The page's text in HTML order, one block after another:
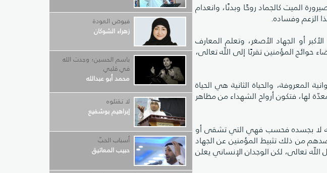
الميت كالجماد روحًا وبدنًا، وانعدام
الزعم وفساده.
أو الجهاد الأصغر، وتعلم المعارف
المؤمنين تقربًا إلى اللّه تعالى،
المعروفة، والحياة الثانية هي الحياة
لها، فتكون أرواح الشهداء من مظاهر
لا بجسده فحسب فهي التي تشقى أو
من ذلك تثبيط المؤمنين عن الجهاد
تعالى، لكن الوجدان الإنساني يعلن
فيوض العودة
زهراء الشوكان
باسم الحسين؛ وجدت الله
في قلبي
محمد أبو عبدالله
لا تقتلوه
إبراهيم بوشفيع
أسباب الحبّ
حبيب المعاتيق